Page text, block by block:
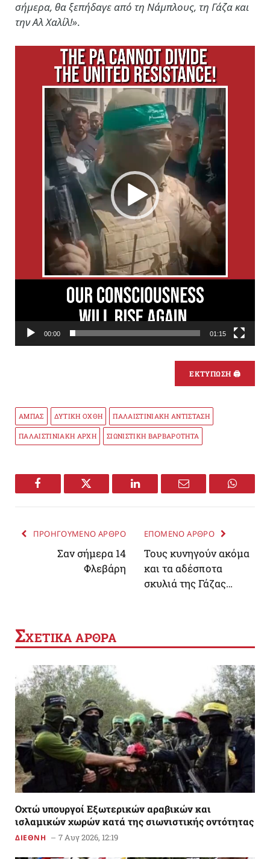
σήμερα, θα ξεπήδαγε από τη Νάμπλους, τη Γάζα και
την Αλ Χαλίλ!».
Πρόγραμμα
Αναπαραγωγής
Βίντεο
00:00 01:15
ΕΚΤΥΠΩΣΗ 🖨
ΑΜΠΑΣ ΔΥΤΙΚΗ ΟΧΘΗ ΠΑΛΑΙΣΤΙΝΙΑΚΗ ΑΝΤΙΣΤΑΣΗ
ΠΑΛΑΙΣΤΙΝΙΑΚΗ ΑΡΧΗ ΣΙΩΝΙΣΤΙΚΗ ΒΑΡΒΑΡΟΤΗΤΑ
Facebook Twitter LinkedIn Email
ΠΡΟΗΓΟΥΜΕΝΟ ΑΡΘΡΟ
Σαν σήμερα 14
Φλεβάρη
ΕΠΟΜΕΝΟ ΑΡΘΡΟ
Τους κυνηγούν ακόμα
και τα αδέσποτα
σκυλιά της Γάζας…
ΣΧΕΤΙΚΑ ΑΡΘΡΑ
Οχτώ υπουργοί Εξωτερικών αραβικών και
ισλαμικών χωρών κατά της σιωνιστικής οντότητας
ΔΙΕΘΝΗ 7 Αυγ 2026, 12:19